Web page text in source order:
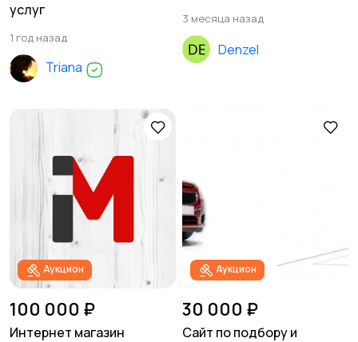
услуг
1 год назад
Triana
3 месяца назад
Denzel
Аукцион
100 000 ₽
Интернет магазин
Аукцион
30 000 ₽
Сайт по подбору и